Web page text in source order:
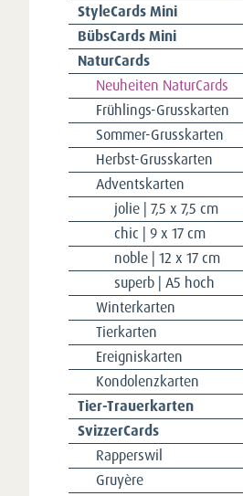
StyleCards Mini
BübsCards Mini
NaturCards
Neuheiten NaturCards
Frühlings-Grusskarten
Sommer-Grusskarten
Herbst-Grusskarten
Adventskarten
jolie | 7,5 x 7,5 cm
chic | 9 x 17 cm
noble | 12 x 17 cm
superb | A5 hoch
Winterkarten
Tierkarten
Ereigniskarten
Kondolenzkarten
Tier-Trauerkarten
SvizzerCards
Rapperswil
Gruyère